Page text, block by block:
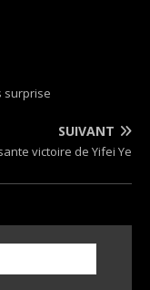
surprise
SUIVANT
victoire de Yifei Ye